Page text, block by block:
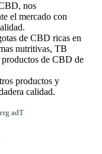
nos
el mercado con
de CBD ricas en
nutritivas, TB
productos de CBD de
productos y
calidad.
adT